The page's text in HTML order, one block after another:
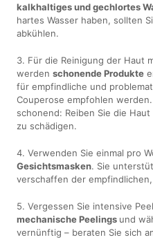
kalkhaltiges und gechlortes
hartes Wasser haben, sollten
abkühlen.
3. Für die Reinigung der Haut
werdenschonende Produkte
für empfindliche und
Couperose empfohlen
schonend: Reiben Sie die
zu schädigen.
4. Verwenden Sie einmal pro
Gesichtsmasken. Sie
verschaffen der
5. Vergessen Sie intensive
mechanische Peelings und
vernünftig – beraten Sie sich